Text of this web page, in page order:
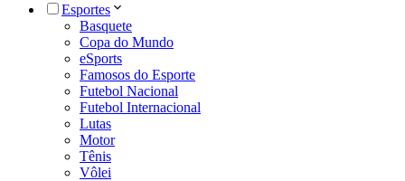
Esportes
Basquete
Copa do Mundo
eSports
Famosos do Esporte
Futebol Nacional
Futebol Internacional
Lutas
Motor
Tênis
Vôlei